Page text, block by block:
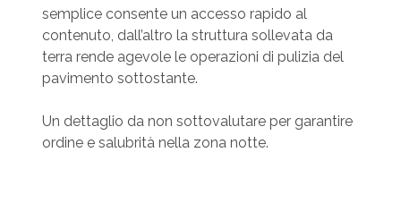
semplice consente un accesso rapido al
contenuto, dall’altro la struttura sollevata da
terra rende agevole le operazioni di pulizia del
pavimento sottostante.
Un dettaglio da non sottovalutare per garantire
ordine e salubrità nella zona notte.